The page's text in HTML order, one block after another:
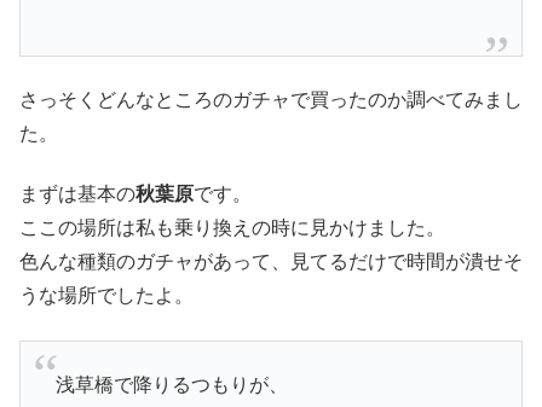
さっそくどんなところのガチャで買ったのか調べてみまし
た。
まずは基本の秋葉原です。
ここの場所は私も乗り換えの時に見かけました。
色んな種類のガチャがあって、見てるだけで時間が潰せそ
うな場所でしたよ。
浅草橋で降りるつもりが、